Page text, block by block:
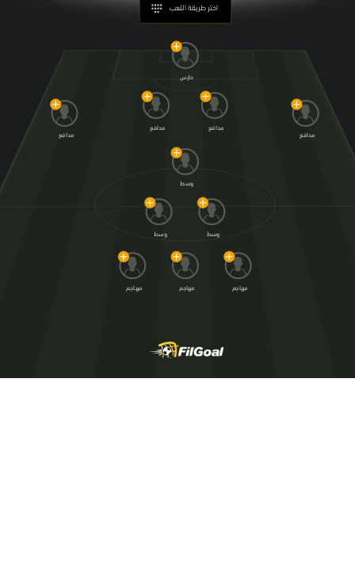
اختر طريقة اللعب
حارس
مدافع
مدافع
مدافع
مدافع
وسط
وسط وسط
مهاجم مهاجم مهاجم